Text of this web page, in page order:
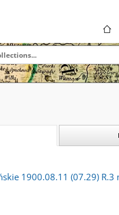
1900.08.11 (07.29) R.3